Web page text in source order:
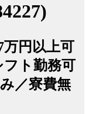
万円以上可
フト勤務可
／寮費無